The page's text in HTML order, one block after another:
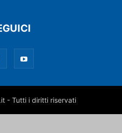
- Tutti i diritti riservati